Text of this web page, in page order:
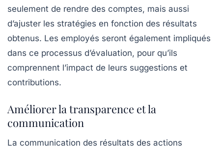
seulement de rendre des comptes, mais aussi
d’ajuster les stratégies en fonction des résultats
obtenus. Les employés seront également impliqués
dans ce processus d’évaluation, pour qu’ils
comprennent l’impact de leurs suggestions et
contributions.
Améliorer la transparence et la
communication
La communication des résultats des actions